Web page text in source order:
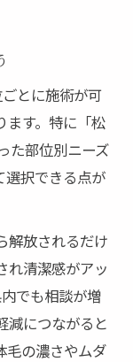
とに施術が可
ます。特に「松
た部位別ニーズ
選択できる点が
解放されるだけ
れ清潔感がアッ
でも相談が増
減につながると
毛の濃さやムダ